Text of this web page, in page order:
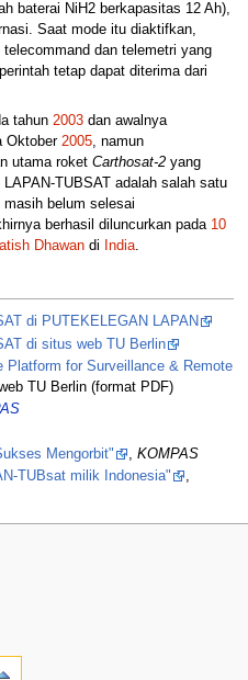
baterai NiH2 berkapasitas 12 Ah),
Saat mode itu diaktifkan,
dan telemetri yang
tetap dapat diterima dari
tahun 2003dan awalnya
Oktober 2005, namun
utama roket Carthosat-2yang
TUBSAT adalah salah satu
belum selesai
berhasil diluncurkan pada 10
Dhawandi India.
di PUTEKELEGAN LAPAN
di situs web TU Berlin
Platform for Surveillance & Remote
TU Berlin (format PDF)
Mengorbit"
KOMPAS
TUBsat milik Indonesia"
,